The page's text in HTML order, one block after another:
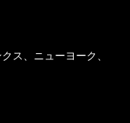
ス、ニューヨーク、